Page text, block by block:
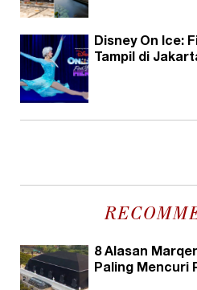
Disney On Ice:
Tampil di
8 Alasan
Paling Mencuri